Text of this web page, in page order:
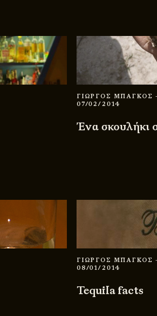
ΓΙΩΡΓΟΣ ΜΠΑΓΚΟΣ
07/02/2014
Ένα σκουλήκι
ΓΙΩΡΓΟΣ ΜΠΑΓΚΟΣ
08/01/2014
Tequila facts